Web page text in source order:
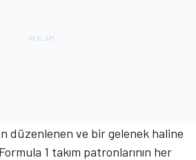
düzenlenen ve bir gelenek haline
1 takım patronlarının her